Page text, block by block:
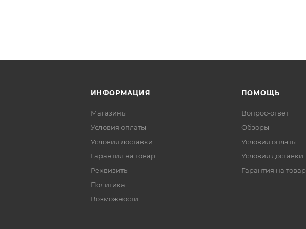
ИНФОРМАЦИЯ
Магазины
Условия оплаты
Условия доставки
Гарантия на товар
Реквизиты
Политика
Возможности
ПОМОЩЬ
Вопрос-ответ
Обзоры
Условия оплаты
Условия доставки
Гарантия на товар